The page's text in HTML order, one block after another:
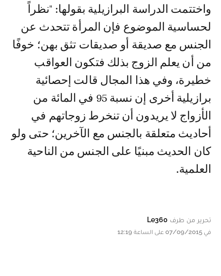
واختتمت الدراسة البرازيلية بقولها: "نظراً
لحساسية الموضوع فإن المرأة تتحدث عن
الجنس مع صديقة أو صديقات تثق بهن؛ خوفًا
من أن يعلم الزوج بذلك فتكون العواقب
خطيرة، وفي هذا المجال قالت إحصائية
برازيلية أخرى إن نسبة 95 في المائة من
الأزواج لا يريدون أن تنخرط زوجاتهم في
أحاديث متعلقة بالجنس مع الآخرين؛ حتى ولو
كان الحديث مبنيًا على الجنس من الناحية
العلمية.
تحرير من طرف Le360
في 07/09/2015 على الساعة 12:19